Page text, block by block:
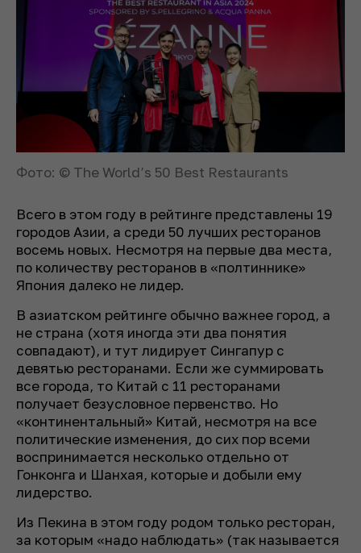
Фото: © The World’s 50 Best Restaurants
Всего в этом году в рейтинге представлены 19
городов Азии, а среди 50 лучших ресторанов
восемь новых. Несмотря на первые два места,
по количеству ресторанов в «полтиннике»
Япония далеко не лидер.
В азиатском рейтинге обычно важнее город, а
не страна (хотя иногда эти два понятия
совпадают), и тут лидирует Сингапур с
девятью ресторанами. Если же суммировать
все города, то Китай с 11 ресторанами
получает безусловное первенство. Но
«континентальный» Китай, несмотря на все
политические изменения, до сих пор всеми
воспринимается несколько отдельно от
Гонконга и Шанхая, которые и добыли ему
лидерство.
Из Пекина в этом году родом только ресторан,
за которым «надо наблюдать» (так называется